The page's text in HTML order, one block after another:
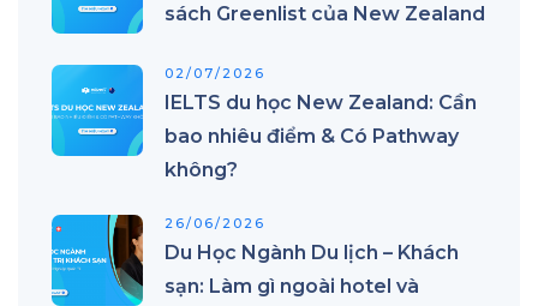
sách Greenlist của New Zealand
02/07/2026
IELTS du học New Zealand: Cần
bao nhiêu điểm & Có Pathway
không?
26/06/2026
Du Học Ngành Du lịch – Khách
sạn: Làm gì ngoài hotel và